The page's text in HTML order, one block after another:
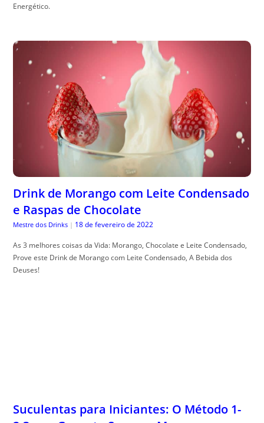
Energético.
Drink de Morango com Leite Condensado
e Raspas de Chocolate
Mestre dos Drinks | 18 de fevereiro de 2022
As 3 melhores coisas da Vida: Morango, Chocolate e Leite Condensado,
Prove este Drink de Morango com Leite Condensado, A Bebida dos
Deuses!
Suculentas para Iniciantes: O Método 1-